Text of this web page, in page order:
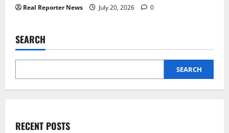
Real Reporter News July 20, 2026 0
SEARCH
SEARCH
RECENT POSTS